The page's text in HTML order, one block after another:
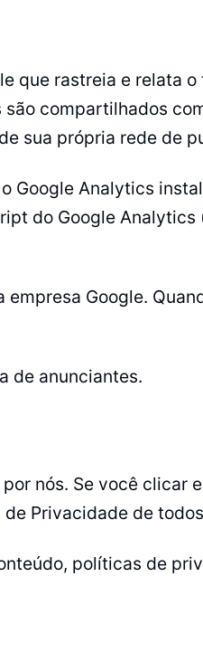
que rastreia e relata
compartilhados
sua própria rede de
Analytics
do Google
Google.
de anunciantes.
nós. Se você clicar
Privacidade de
políticas de